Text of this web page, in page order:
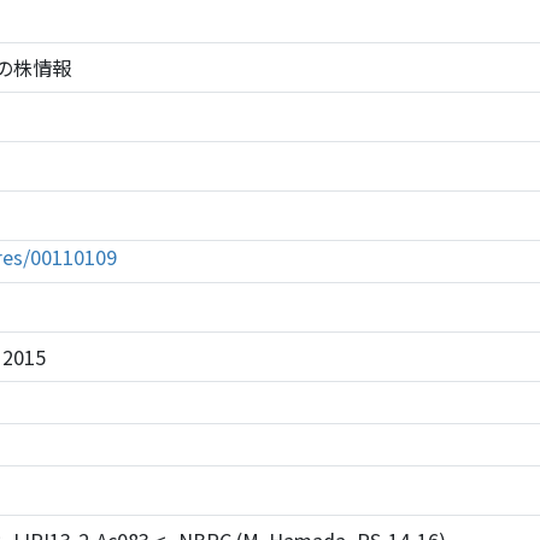
株情報
00110109